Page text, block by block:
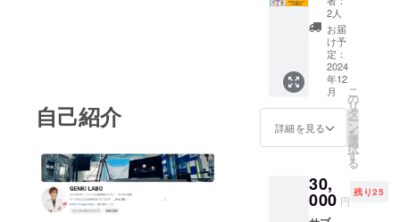
自己紹介
幅38/胸
囲96/着
丈96/袖
丈53 S
サイ
ズ 肩
幅39/胸
着丈98/
袖丈54
幅40/胸
囲104/
着丈
へのプ
レゼン
トとし
て是非
お使い
くださ
い。
へのプ
レゼン
トに！
引っ張
ると元
素周期
表と科
学年表
が飛び
ルボー
ルペン
（ZOO
M30分
アドバ
イス）
科学の
道に進
む未来
の科学
者を応
援しま
参加す
るのが
不安な
2人
お届
け予
定：
2024
年12
月
詳細を見る
こ
の
リ
タ
ー
ン
を
選
択
す
る
30,
000 円
残り25